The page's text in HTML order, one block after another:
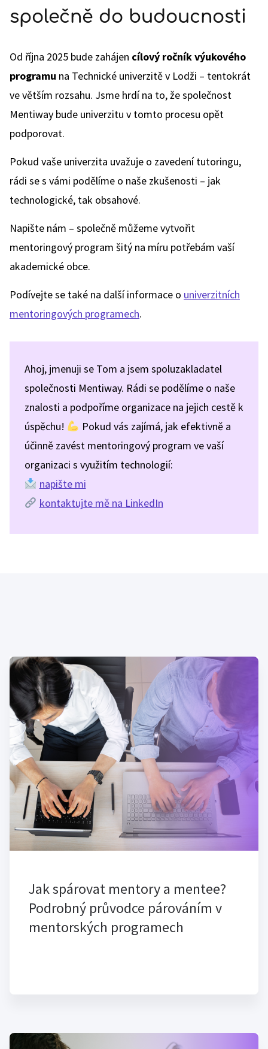
společně do budoucnosti
Od října 2025 bude zahájen cílový ročník výukového
programu na Technické univerzitě v Lodži – tentokrát
ve větším rozsahu. Jsme hrdí na to, že společnost
Mentiway bude univerzitu v tomto procesu opět
podporovat.
Pokud vaše univerzita uvažuje o zavedení tutoringu,
rádi se s vámi podělíme o naše zkušenosti – jak
technologické, tak obsahové.
Napište nám – společně můžeme vytvořit
mentoringový program šitý na míru potřebám vaší
akademické obce.
Podívejte se také na další informace o univerzitních
mentoringových programech.
Ahoj, jmenuji se Tom a jsem spoluzakladatel
společnosti Mentiway. Rádi se podělíme o naše
znalosti a podpoříme organizace na jejich cestě k
úspěchu!
Pokud vás zajímá, jak efektivně a
účinně zavést mentoringový program ve vaší
organizaci s využitím technologií:
napište mi
kontaktujte mě na LinkedIn
Jak spárovat mentory a mentee?
Podrobný průvodce párováním v
mentorských programech